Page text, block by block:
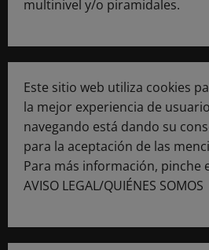
multinivel y/o piramidales.
Este sitio web utiliza cookies
la mejor experiencia de
navegando está dando su
para la aceptación de las
Para más información, pinche
AVISO LEGAL/QUIÉNES SOMOS